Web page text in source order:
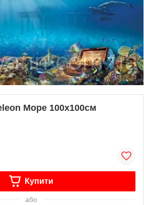
Море 100х100см
Купити
або